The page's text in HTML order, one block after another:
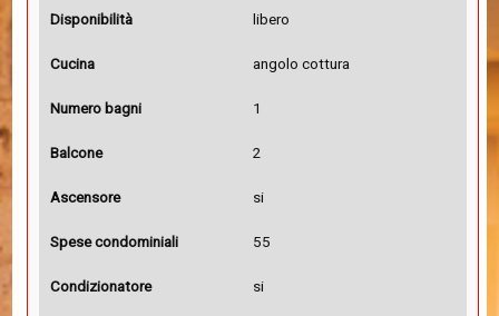
Disponibilità libero
Cucina angolo cottura
Numero bagni 1
Balcone 2
Ascensore si
Spese condominiali 55
Condizionatore si